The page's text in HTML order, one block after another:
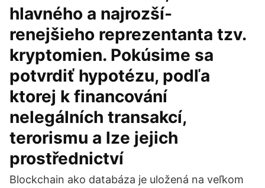
hlavného a najrozší-
renejšieho reprezentanta tzv.
kryptomien. Pokúsime sa
potvrdiť hypotézu, podľa
ktorej k financování
nelegálních transakcí,
terorismu a lze jejich
prostřednictví
Blockchain ako databáza je uložená na veľkom